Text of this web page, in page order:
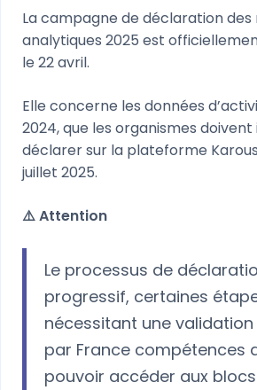
La campagne de déclaration
analytiques 2025 est
le 22 avril.
Elle concerne les données
2024, que les organismes
déclarer sur la plateforme
juillet 2025.
⚠️ Attention
Le processus de
progressif, certaines
nécessitant une
par France compétences
pouvoir accéder aux